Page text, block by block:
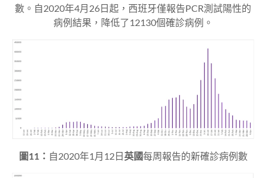
數。自2020年4月26日起，西班牙僅報告PCR測試陽性的
病例結果，降低了12130個確診病例。
圖11： 自2020年1月12日英國每周報告的新確診病例數